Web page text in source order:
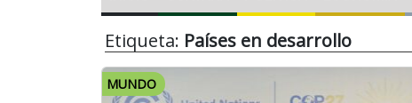
Etiqueta: Países en desarrollo
MUNDO